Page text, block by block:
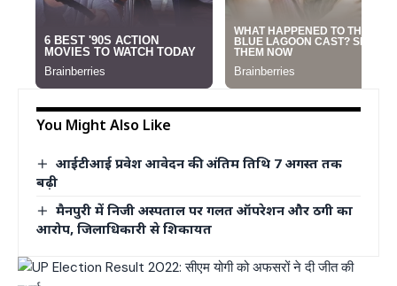
You Might Also Like
आईटीआई प्रवेश आवेदन की अंतिम तिथि 7 अगस्त तक
बढ़ी
मैनपुरी में निजी अस्पताल पर गलत ऑपरेशन और ठगी का
आरोप, जिलाधिकारी से शिकायत